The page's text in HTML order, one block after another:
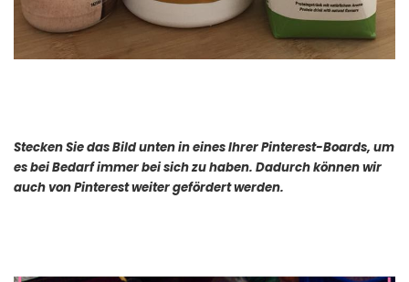
Stecken Sie das Bild unten in eines Ihrer Pinterest-Boards, um
es bei Bedarf immer bei sich zu haben. Dadurch können wir
auch von Pinterest weiter gefördert werden.